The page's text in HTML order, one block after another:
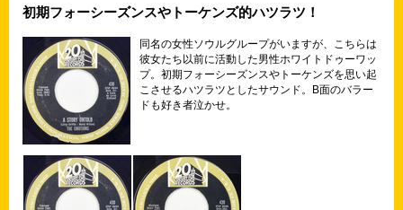
初期フォーシーズンスやトーケンズ的ハツラツ！
同名の女性ソウルグループがいますが、こちらは
彼女たち以前に活動した男性ホワイトドゥーワッ
プ。初期フォーシーズンスやトーケンズを思い起
こさせるハツラツとしたサウンド。B面のバラー
ドも好き者泣かせ。